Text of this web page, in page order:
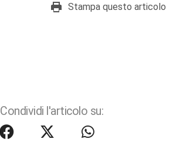
Stampa questo articolo
Condividi l'articolo su: